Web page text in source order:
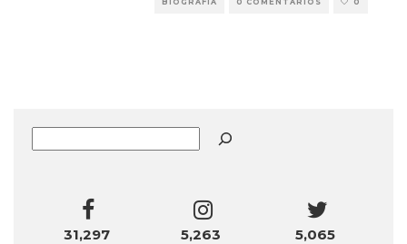
BIOGRAFÍA 0 COMENTARIOS 0
31,297 5,263 5,065